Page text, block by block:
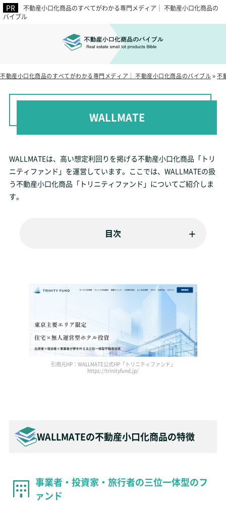
不動産小口化商品のすべてがわかる専門メディア｜ 不動産小口化商品の
バイブル
不動産小口化商品のすべてがわかる専門メディア｜ 不動産小口化商品のバイブル»不
WALLMATE
WALLMATEは、高い想定利回りを掲げる不動産小口化商品「トリ
ニティファンド」を運営しています。ここでは、WALLMATEの扱
う不動産小口化商品「トリニティファンド」についてご紹介しま
す。
目次
引用元HP：WALLMATE公式HP「トリニティファンド」
https://trinityfund.jp/
WALLMATEの不動産小口化商品の特徴
事業者・投資家・旅行者の三位一体型のフ
ァンド